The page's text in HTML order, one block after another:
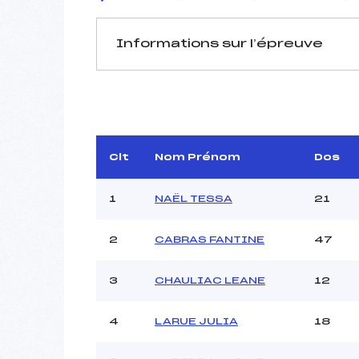
Informations sur l’épreuve
Arbitre :
Assistant :
MANCHE 1
Heure de départ :
Ouvreurs A :
Clt Nom Prénom Dos
1 NAËL TESSA 21
2 CABRAS FANTINE 47
3 CHAULIAC LEANE 12
4 LARUE JULIA 18